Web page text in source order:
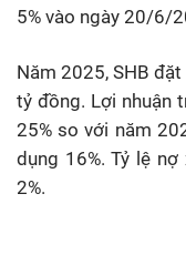
5% vào ngày 20/6/
Năm 2025, SHB
tỷ đồng. Lợi nhuận
25% so với năm
dụng 16%. Tỷ lệ
2%.